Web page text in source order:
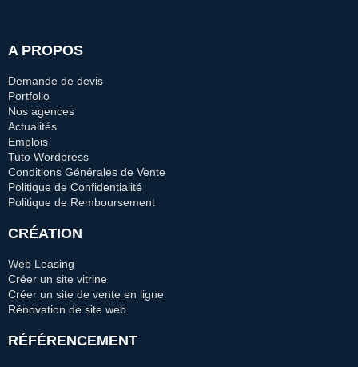
A PROPOS
Demande de devis
Portfolio
Nos agences
Actualités
Emplois
Tuto Wordpress
Conditions Générales de Vente
Politique de Confidentialité
Politique de Remboursement
CRÉATION
Web Leasing
Créer un site vitrine
Créer un site de vente en ligne
Rénovation de site web
RÉFÉRENCEMENT